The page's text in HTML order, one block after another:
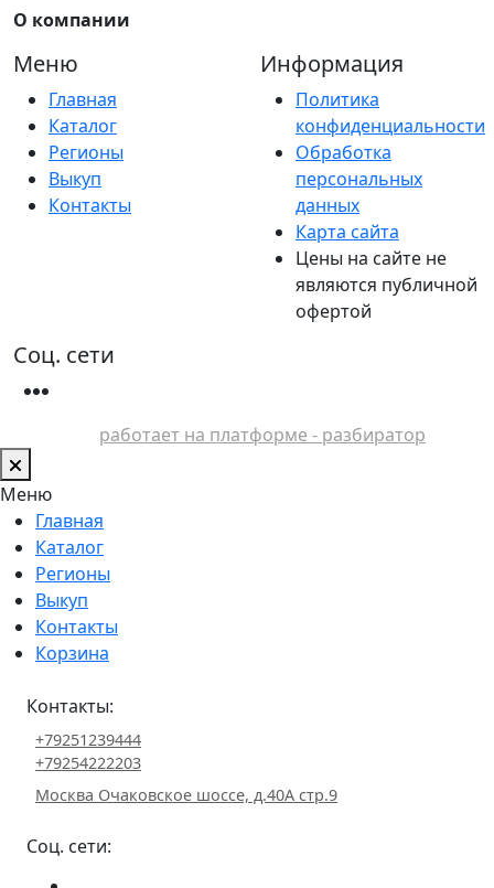
О компании
Меню
Главная
Каталог
Регионы
Выкуп
Контакты
Информация
Политика
конфиденциальности
Обработка
персональных
данных
Карта сайта
Цены на сайте не
являются публичной
офертой
Соц. сети
работает на платформе - разбиратор
Меню
Главная
Каталог
Регионы
Выкуп
Контакты
Корзина
Контакты:
+79251239444
+79254222203
Москва Очаковское шоссе, д.40А стр.9
Соц. сети: